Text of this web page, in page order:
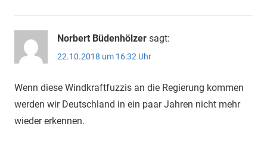
Norbert Büdenhölzer sagt:
22.10.2018 um 16:32 Uhr
Wenn diese Windkraftfuzzis an die Regierung kommen
werden wir Deutschland in ein paar Jahren nicht mehr
wieder erkennen.